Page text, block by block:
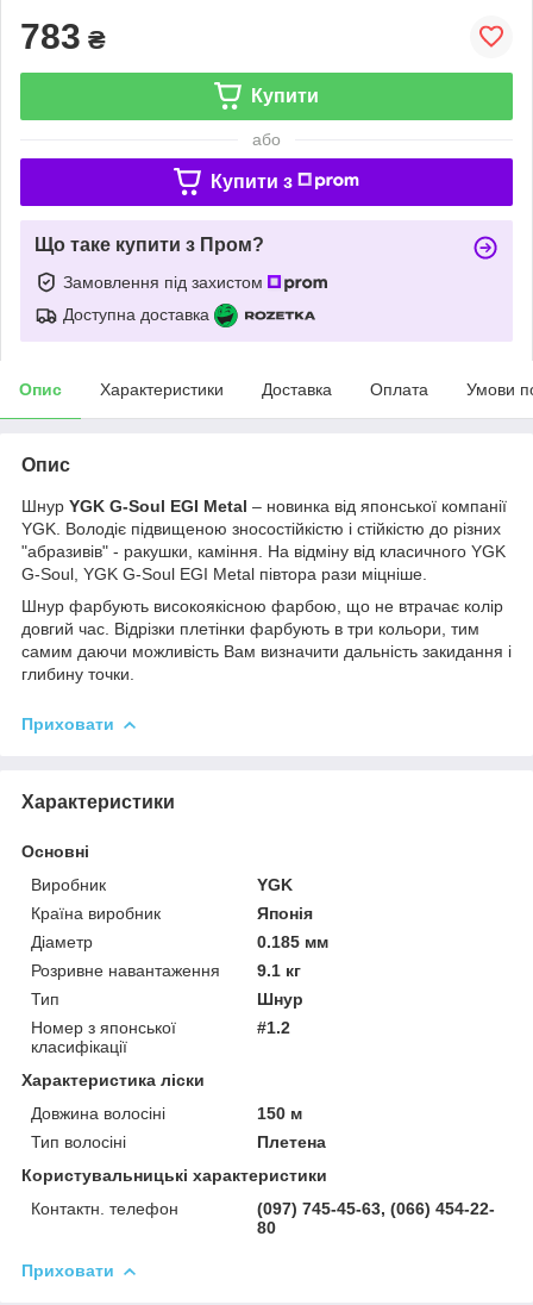
783 ₴
Купити
або
Купити з
Що таке купити з Пром?
Замовлення під захистом
Доступна доставка
Опис Характеристики Доставка Оплата Умови
Опис
Шнур YGK G-Soul EGI Metal – новинка від японської компанії
YGK. Володіє підвищеною зносостійкістю і стійкістю до різних
"абразивів" - ракушки, каміння. На відміну від класичного YGK
G-Soul, YGK G-Soul EGI Metal півтора рази міцніше.
Шнур фарбують високоякісною фарбою, що не втрачає колір
довгий час. Відрізки плетінки фарбують в три кольори, тим
самим даючи можливість Вам визначити дальність закидання і
глибину точки.
Приховати
Характеристики
Основні
Виробник
YGK
Країна виробник
Японія
Діаметр
0.185 мм
Розривне навантаження
9.1 кг
Тип
Шнур
Номер з японської
класифікації
#1.2
Характеристика ліски
Довжина волосіні
150 м
Тип волосіні
Плетена
Користувальницькі характеристики
Контактн. телефон
(097) 745-45-63, (066) 454-22-
80
Приховати